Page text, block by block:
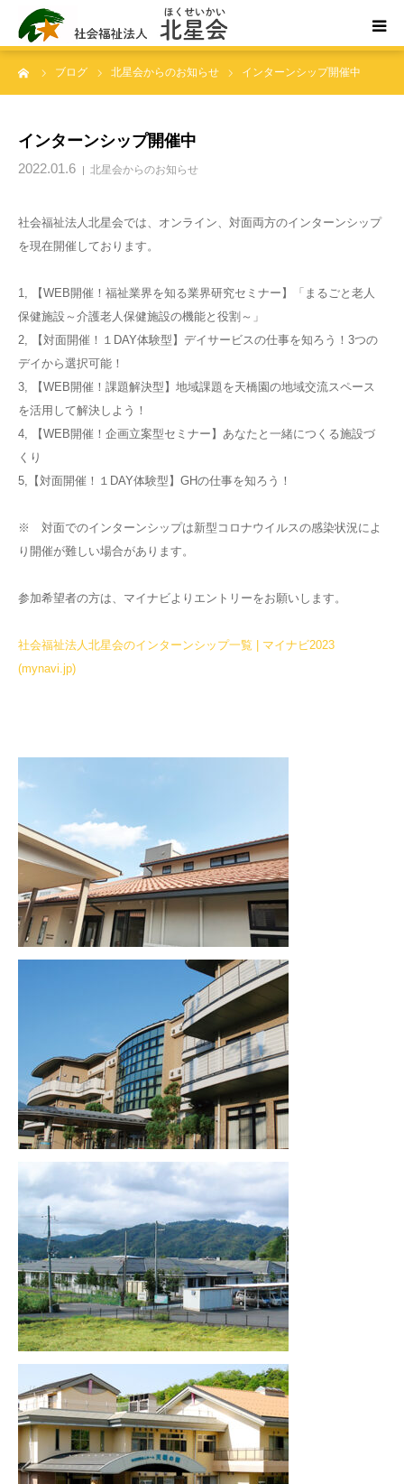
ブログ 北星会からのお知らせ インターンシップ開催中
インターンシップ開催中
2022.01.6 北星会からのお知らせ
社会福祉法人北星会では、オンライン、対面両方のインターンシップ
を現在開催しております。
1, 【WEB開催！福祉業界を知る業界研究セミナー】「まるごと老人
保健施設～介護老人保健施設の機能と役割～」
2, 【対面開催！１DAY体験型】デイサービスの仕事を知ろう！3つの
デイから選択可能！
3, 【WEB開催！課題解決型】地域課題を天橋園の地域交流スペース
を活用して解決しよう！
4, 【WEB開催！企画立案型セミナー】あなたと一緒につくる施設づ
くり
5,【対面開催！１DAY体験型】GHの仕事を知ろう！
※ 対面でのインターンシップは新型コロナウイルスの感染状況によ
り開催が難しい場合があります。
参加希望者の方は、マイナビよりエントリーをお願いします。
社会福祉法人北星会のインターンシップ一覧 | マイナビ2023
(mynavi.jp)
ホーム
事業所案内・ご利用案内
お問い合わせ